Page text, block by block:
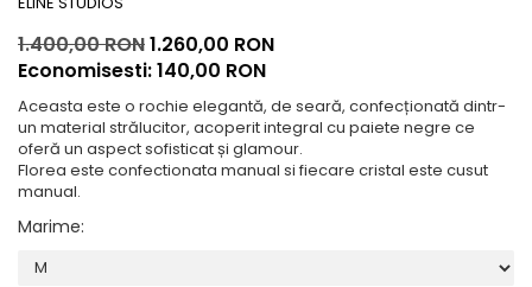
1.400,00 RON1.260,00 RON
Economisesti:140,00 RON
Aceasta este o rochie elegantă, de seară, confecționată dintr-
un material strălucitor, acoperit integral cu paiete negre ce
oferă un aspect sofisticat și glamour.
Florea este confectionata manual si fiecare cristal este cusut
manual.
Marime: